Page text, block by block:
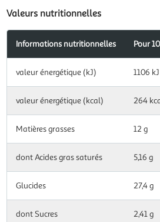
Valeurs nutritionnelles
nutritionnelles
pour
g|ml
Informations nutritionnelles Pour
valeur énergétique (kJ) 1106 kJ
valeur énergétique (kcal) 264
Matières grasses 12 g
dont Acides gras saturés 5,16 g
Glucides 27,4 g
dont Sucres 2,41 g